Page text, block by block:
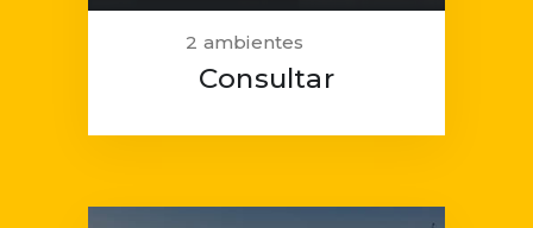
2 ambientes
Consultar